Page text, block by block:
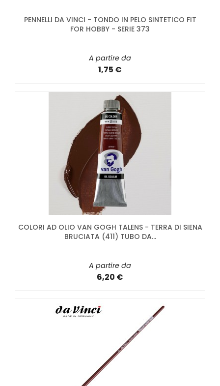
PENNELLI DA VINCI - TONDO IN PELO SINTETICO FIT
FOR HOBBY - SERIE 373
A partire da
1,75 €
COLORI AD OLIO VAN GOGH TALENS - TERRA DI SIENA
BRUCIATA (411) TUBO DA...
A partire da
6,20 €